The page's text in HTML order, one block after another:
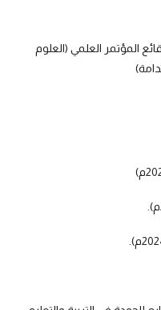
(1) عدد خاص بوقائع المؤتمر العلمي (العلوم